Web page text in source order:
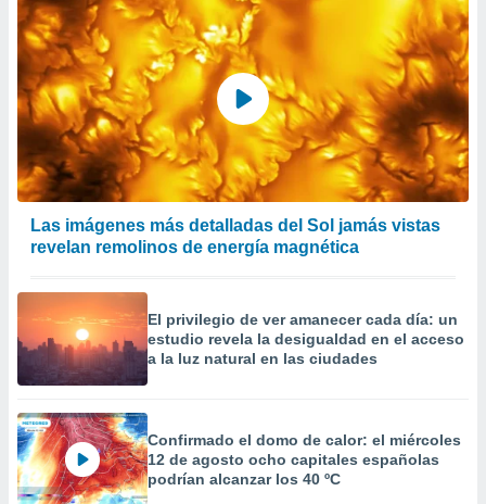
Las imágenes más detalladas del Sol jamás vistas
revelan remolinos de energía magnética
El privilegio de ver amanecer cada día: un
estudio revela la desigualdad en el acceso
a la luz natural en las ciudades
Confirmado el domo de calor: el miércoles
12 de agosto ocho capitales españolas
podrían alcanzar los 40 ºC